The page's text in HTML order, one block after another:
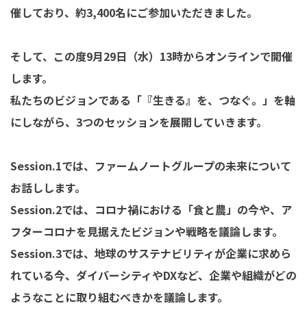
催しており、約3,400名にご参加いただきました。
そして、この度9月29日（水）13時からオンラインで開催
します。
私たちのビジョンである「『生きる』を、つなぐ。」を軸
にしながら、3つのセッションを展開していきます。
Session.1では、ファームノートグループの未来について
お話しします。
Session.2では、コロナ禍における「食と農」の今や、ア
フターコロナを見据えたビジョンや戦略を議論します。
Session.3では、地球のサステナビリティが企業に求めら
れている今、 ダイバーシティやDXなど、企業や組織がどの
ようなことに取り組むべきかを議論します。